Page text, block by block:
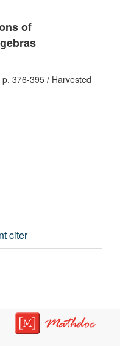
of
p. 376-395 / Harvested
citer